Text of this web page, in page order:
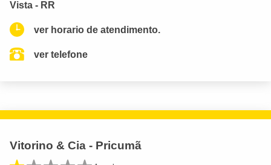
Vista - RR
ver horario de atendimento.
ver telefone
Vitorino & Cia - Pricumã